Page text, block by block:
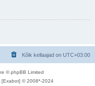
Kõik kellaajad on UTC+03:00
© phpBB Limited
[Exabot] © 2008*-2024